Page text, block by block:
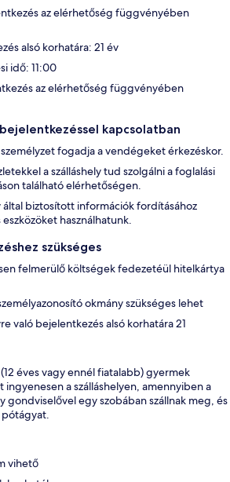
az elérhetőség függvényében
alsó korhatára: 21 év
idő: 11:00
az elérhetőség függvényében
kapcsolatban
fogadja a vendégeket érkezéskor.
a szálláshely tud szolgálni a foglalási
található elérhetőségen.
által biztosított információk fordításához
használhatunk.
szükséges
felmerülő költségek fedezetéül hitelkártya
okmány szükséges lehet
való bejelentkezés alsó korhatára 21
éves vagy ennél fiatalabb) gyermek
ingyenesen a szálláshelyen, amennyiben a
gondviselővel egy szobában szállnak meg, és
vihető